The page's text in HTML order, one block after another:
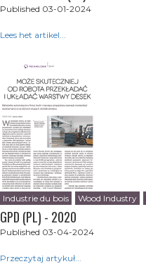
Published 03-01-2024
Lees het artikel...
Industrie du bois Wood Industry
GPD (PL) - 2020
Published 03-04-2024
Przeczytaj artykuł...